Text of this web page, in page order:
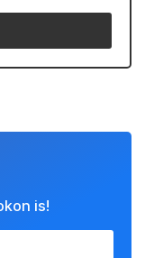
is!